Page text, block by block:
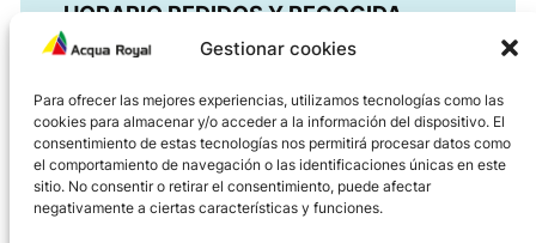
Gestionar cookies
Para ofrecer las mejores experiencias, utilizamos tecnologías como las
cookies para almacenar y/o acceder a la información del dispositivo. El
consentimiento de estas tecnologías nos permitirá procesar datos como
el comportamiento de navegación o las identificaciones únicas en este
sitio. No consentir o retirar el consentimiento, puede afectar
negativamente a ciertas características y funciones.
HORARIO PEDIDOS Y RECOGIDA
Tardes 16:00h – 18:30h
Viernes 08:00h – 14:00h
ACQUAROYAL.COM